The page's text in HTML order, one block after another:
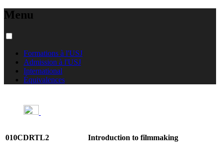
Menu
Formations à l'USJ
Admission à l'USJ
International
Équivalences
010CDRTL2 Introduction to filmmaking